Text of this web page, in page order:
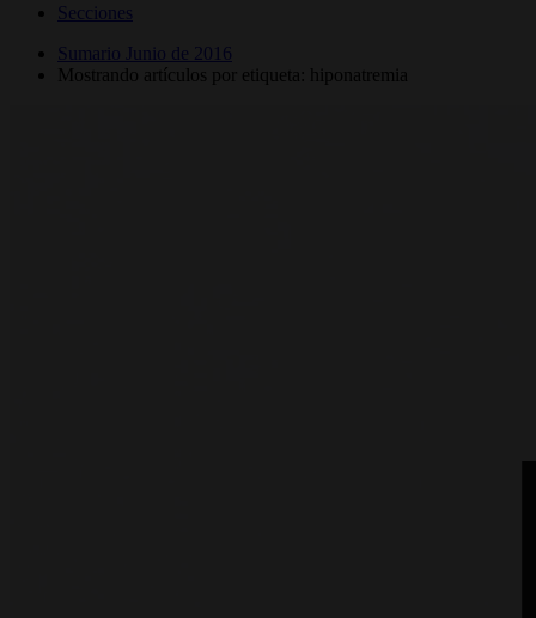
Secciones
Sumario Junio de 2016
Mostrando artículos por etiqueta: hiponatremia